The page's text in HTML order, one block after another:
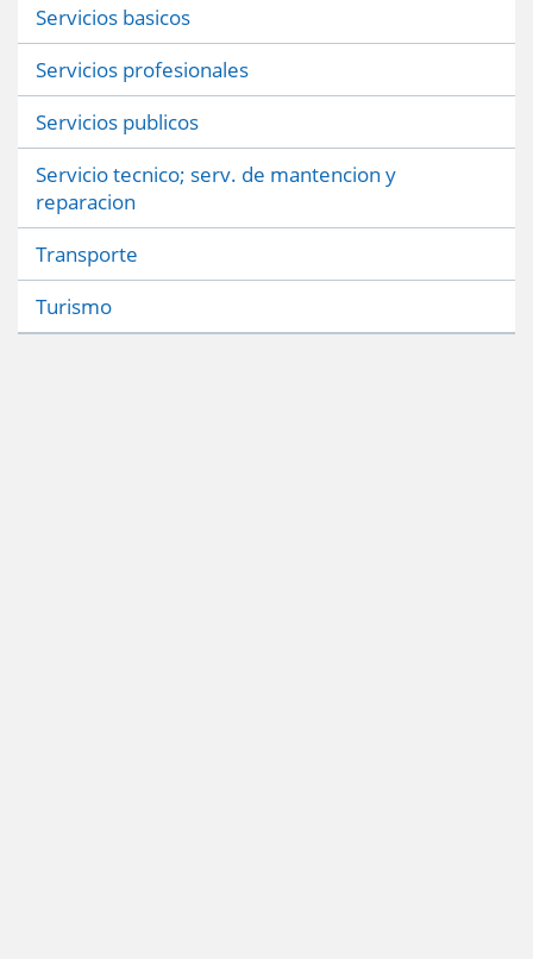
Servicios basicos
Servicios profesionales
Servicios publicos
Servicio tecnico; serv. de mantencion y
reparacion
Transporte
Turismo